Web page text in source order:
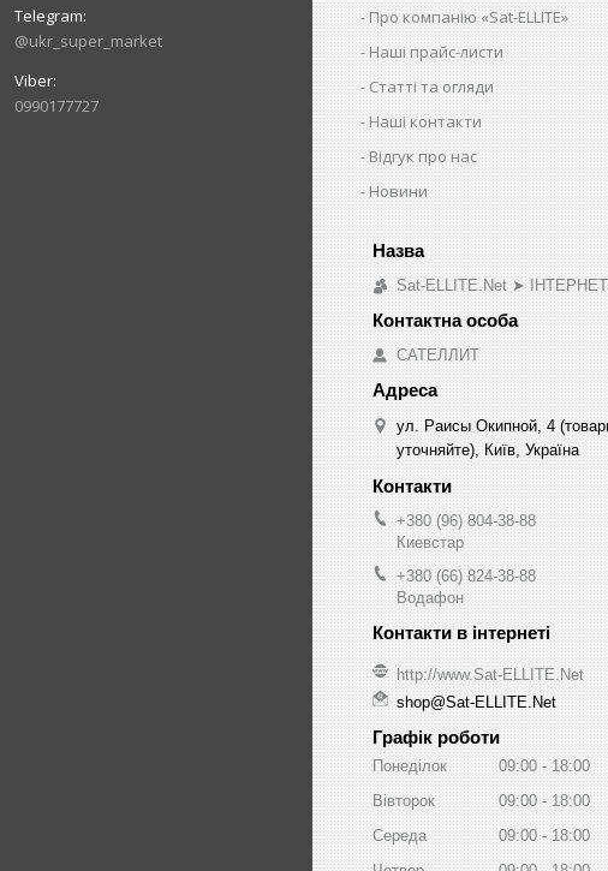
@ukr_super_market
0990177727
Про компанію «Sat-ELLITE»
Наші прайс-листи
Статті та огляди
Наші контакти
Відгук про нас
Новини
Sat-ELLITE.Net ➤
САТЕЛЛИТ
ул. Раисы Окипной, 4
уточняйте), Київ, Україна
+380 (96) 804-38-88
Киевстар
+380 (66) 824-38-88
Водафон
http://www.Sat-ELLITE.Net
shop@Sat-ELLITE.Net
Графік роботи
Понеділок 09:00
18:00
Вівторок
09:00
18:00
Середа
09:00
18:00